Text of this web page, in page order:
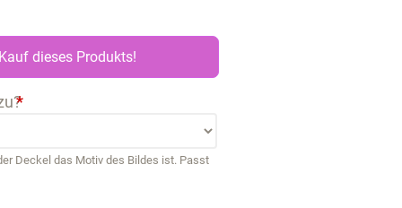
dieses Produkts!
*
Deckel das Motiv des Bildes ist. Passt